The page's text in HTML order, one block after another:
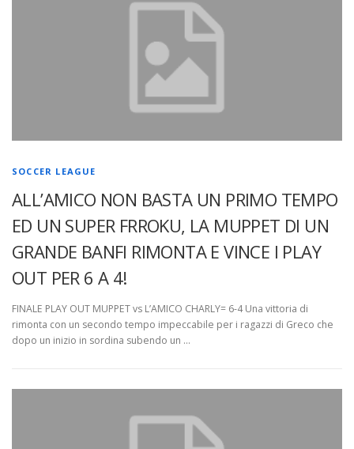
SOCCER LEAGUE
ALL’AMICO NON BASTA UN PRIMO TEMPO
ED UN SUPER FRROKU, LA MUPPET DI UN
GRANDE BANFI RIMONTA E VINCE I PLAY
OUT PER 6 A 4!
FINALE PLAY OUT MUPPET vs L’AMICO CHARLY= 6-4 Una vittoria di
rimonta con un secondo tempo impeccabile per i ragazzi di Greco che
dopo un inizio in sordina subendo un …